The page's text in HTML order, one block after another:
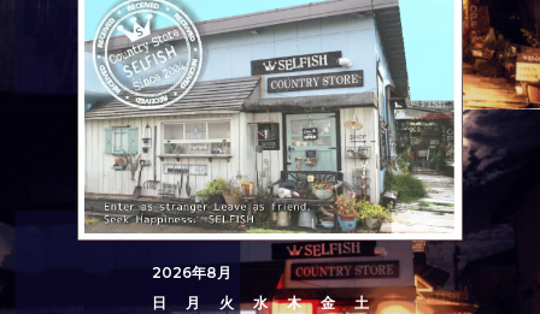
2026年8月
日
月 火 水 木 金
土